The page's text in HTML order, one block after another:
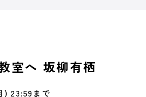
室へ 坂柳有栖
) 23:59まで